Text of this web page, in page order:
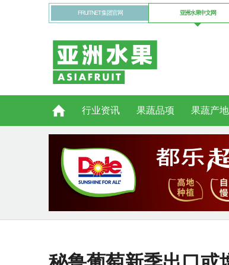
FRUITNET 集团官网 亚洲水果中文网
行业资讯 果蔬品项 果蔬产地